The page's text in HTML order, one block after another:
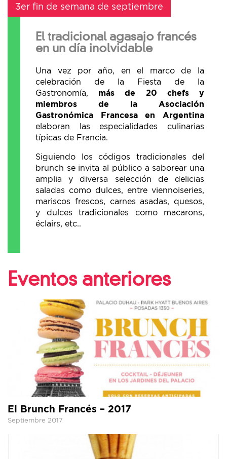
3er fin de semana de septiembre
El tradicional agasajo francés
en un día inolvidable
Una vez por año, en el marco de la
celebración de la Fiesta de la
Gastronomía, más de 20 chefs y
miembros de la Asociación
Gastronómica Francesa en Argentina
elaboran las especialidades culinarias
típicas de Francia.
Siguiendo los códigos tradicionales del
brunch se invita al público a saborear una
amplia y diversa selección de delicias
saladas como dulces, entre viennoiseries,
mariscos frescos, carnes asadas, quesos,
y dulces tradicionales como macarons,
éclairs, etc..
Eventos anteriores
El Brunch Francés – 2017
Septiembre 2017